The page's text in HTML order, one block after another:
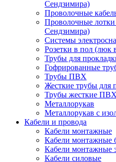
Сендзимира)
Проволочные
Проволочные
Сендзимира)
Системы
Розетки в пол (люк
Трубы для
Гофрированные
Трубы ПВХ
Жесткие трубы для
Трубы жесткие ПВХ
Металлорукав
Металлорукав с
Кабели и провода
Кабели монтажные
Кабели монтажные
Кабели монтажные
Кабели силовые